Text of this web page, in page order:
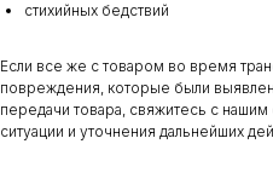
стихийных бедствий
Если все же с товаром во время
повреждения, которые были
передачи товара, свяжитесь с
ситуации и уточнения дальнейших